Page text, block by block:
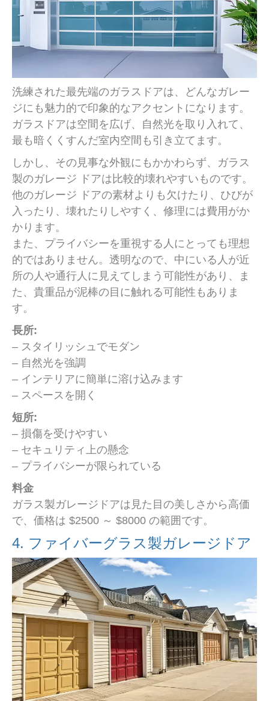
洗練された最先端のガラスドアは、どんなガレー
ジにも魅力的で印象的なアクセントになります。
ガラスドアは空間を広げ、自然光を取り入れて、
最も暗くくすんだ室内空間も引き立てます。
しかし、その見事な外観にもかかわらず、ガラス
製のガレージ ドアは比較的壊れやすいものです。
他のガレージ ドアの素材よりも欠けたり、ひびが
入ったり、壊れたりしやすく、修理には費用がか
かります。
また、プライバシーを重視する人にとっても理想
的ではありません。透明なので、中にいる人が近
所の人や通行人に見えてしまう可能性があり、ま
た、貴重品が泥棒の目に触れる可能性もありま
す。
長所:
– スタイリッシュでモダン
– 自然光を強調
– インテリアに簡単に溶け込みます
– スペースを開く
短所:
– 損傷を受けやすい
– セキュリティ上の懸念
– プライバシーが限られている
料金
ガラス製ガレージドアは見た目の美しさから高価
で、価格は $2500 ～ $8000 の範囲です。
4. ファイバーグラス製ガレージドア